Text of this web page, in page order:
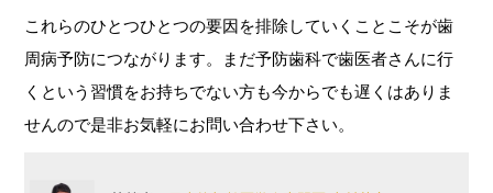
これらのひとつひとつの要因を排除していくことこそが歯
周病予防につながります。まだ予防歯科で歯医者さんに行
くという習慣をお持ちでない方も今からでも遅くはありま
せんので是非お気軽にお問い合わせ下さい。